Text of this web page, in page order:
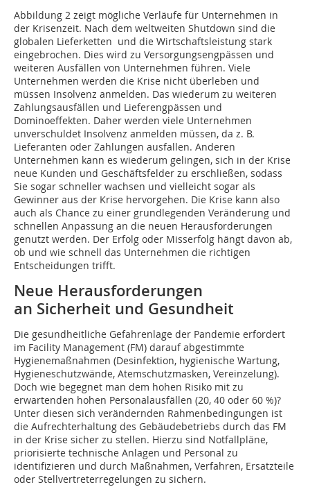
Abbildung 2 zeigt mögliche Verläufe für Unternehmen in
der Krisenzeit. Nach dem weltweiten Shutdown sind die
globalen Lieferketten und die Wirtschaftsleistung stark
eingebrochen. Dies wird zu Versorgungsengpässen und
weiteren Ausfällen von Unternehmen führen. Viele
Unternehmen werden die Krise nicht überleben und
müssen Insolvenz anmelden. Das wiederum zu weiteren
Zahlungsausfällen und Lieferengpässen und
Dominoeffekten. Daher werden viele Unternehmen
unverschuldet Insolvenz anmelden müssen, da z. B.
Lieferanten oder Zahlungen ausfallen. Anderen
Unternehmen kann es wiede­rum gelingen, sich in der Krise
neue Kunden und Geschäftsfelder zu erschließen, sodass
Sie sogar schneller wachsen und vielleicht sogar als
Gewinner aus der Krise hervorgehen. Die Krise kann also
auch als Chance zu einer grundlegenden Veränderung und
schnellen Anpassung an die neuen Herausforderungen
genutzt werden. Der Erfolg oder Misserfolg hängt davon ab,
ob und wie schnell das Unternehmen die richtigen
Entscheidungen trifft.
Neue Herausforderungen
an Sicherheit und Gesundheit
Die gesundheitliche Gefahrenlage der Pandemie erfordert
im Facility Management (FM) darauf abgestimmte
Hygienemaßnahmen (Desinfektion, hygienische Wartung,
Hygieneschutzwände, Atemschutzmasken, Vereinzelung).
Doch wie begegnet man dem hohen ­Risiko mit zu
erwartenden hohen Personalausfällen (20, 40 oder 60 %)?
Unter diesen sich verändernden Rahmenbedingungen ist
die Aufrechterhaltung des Gebäudebetriebs durch das FM
in der Krise sicher zu stellen. Hierzu sind Notfallpläne,
priorisierte technische Anlagen und Personal zu
identifizieren und durch Maßnahmen, Verfahren, Ersatzteile
oder Stellvertreterregelungen zu ­sichern.